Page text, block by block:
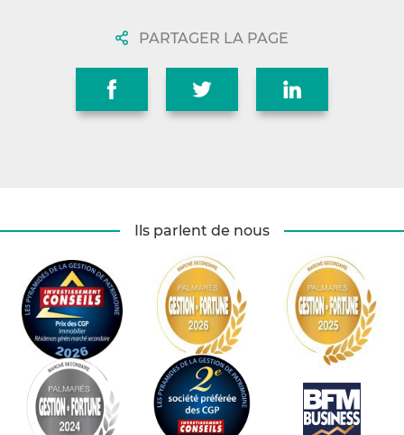
PARTAGER LA PAGE
Ils parlent de nous